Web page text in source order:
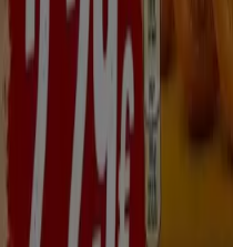
Más información de Coviran
Publicidad